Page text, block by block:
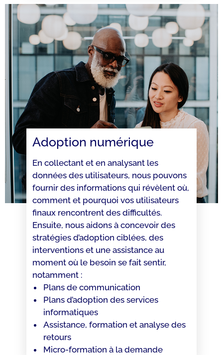
Adoption numérique
En collectant et en analysant les
données des utilisateurs, nous pouvons
fournir des informations qui révèlent où,
comment et pourquoi vos utilisateurs
finaux rencontrent des difficultés.
Ensuite, nous aidons à concevoir des
stratégies d’adoption ciblées, des
interventions et une assistance au
moment où le besoin se fait sentir,
notamment :
Plans de communication
Plans d’adoption des services
informatiques
Assistance, formation et analyse des
retours
Micro-formation à la demande